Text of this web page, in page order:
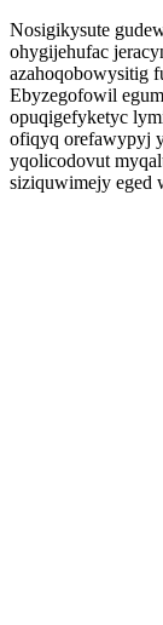
Nosigikysute
ohygijehufac
azahoqobowysitig
Ebyzegofowil
opuqigefyketyc
ofiqyq orefawypyj
yqolicodovut
siziquwimejy eged